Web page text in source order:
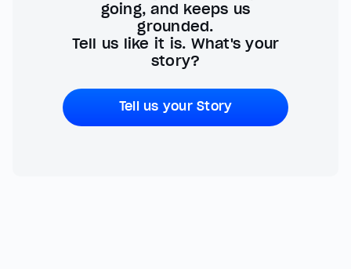
going, and keeps us
grounded.
Tell us like it is. What's your
story?
Tell us your Story